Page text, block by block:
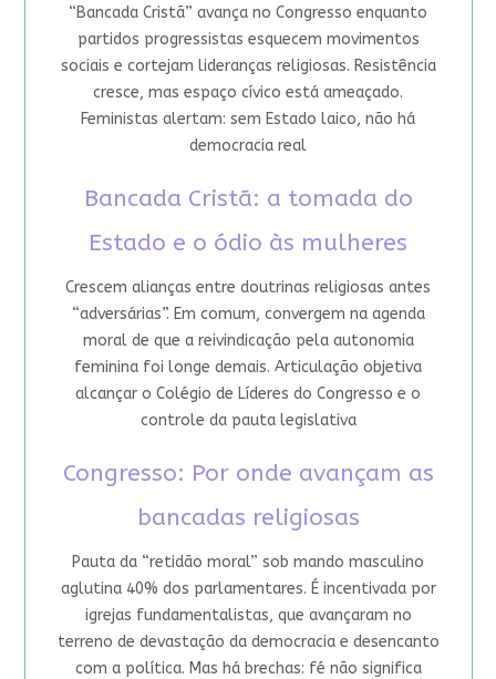
“Bancada Cristã” avança no Congresso enquanto
partidos progressistas esquecem movimentos
sociais e cortejam lideranças religiosas. Resistência
cresce, mas espaço cívico está ameaçado.
Feministas alertam: sem Estado laico, não há
democracia real
Bancada Cristã: a tomada do
Estado e o ódio às mulheres
Crescem alianças entre doutrinas religiosas antes
“adversárias”. Em comum, convergem na agenda
moral de que a reivindicação pela autonomia
feminina foi longe demais. Articulação objetiva
alcançar o Colégio de Líderes do Congresso e o
controle da pauta legislativa
Congresso: Por onde avançam as
bancadas religiosas
Pauta da “retidão moral” sob mando masculino
aglutina 40% dos parlamentares. É incentivada por
igrejas fundamentalistas, que avançaram no
terreno de devastação da democracia e desencanto
com a política. Mas há brechas: fé não significa